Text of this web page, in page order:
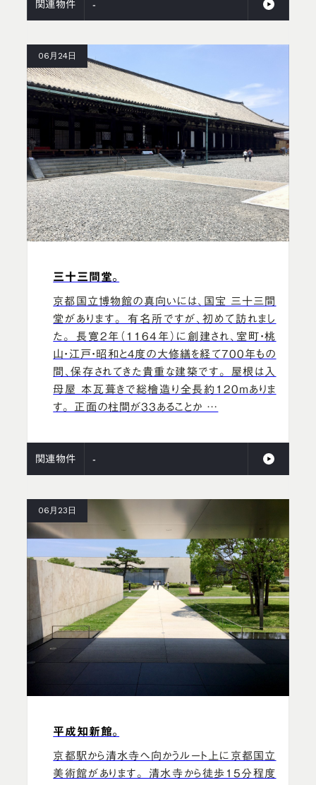
関連物件 -
06月24日
三十三間堂。
京都国立博物館の真向いには、国宝 三十三間
堂があります。 有名所ですが、初めて訪れまし
た。 長寛2年（1164年）に創建され、室町・桃
山・江戸・昭和と４度の大修繕を経て700年もの
間、保存されてきた貴重な建築です。 屋根は入
母屋 本瓦葺きで総檜造り全長約120ｍありま
す。 正面の柱間が33あることか …
関連物件 -
06月23日
平成知新館。
京都駅から清水寺へ向かうルート上に京都国立
美術館があります。 清水寺から徒歩15分程度